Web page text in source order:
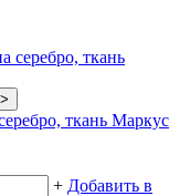
ткань Маркус
+ Добавить в